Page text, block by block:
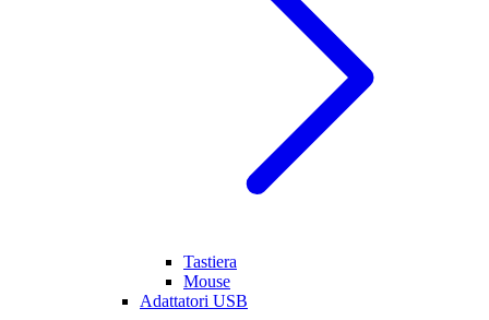
Tastiera
Mouse
Adattatori USB